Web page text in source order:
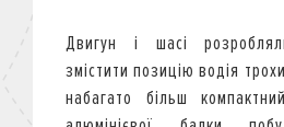
Двигун і шасі
змістити позицію водія
набагато більш